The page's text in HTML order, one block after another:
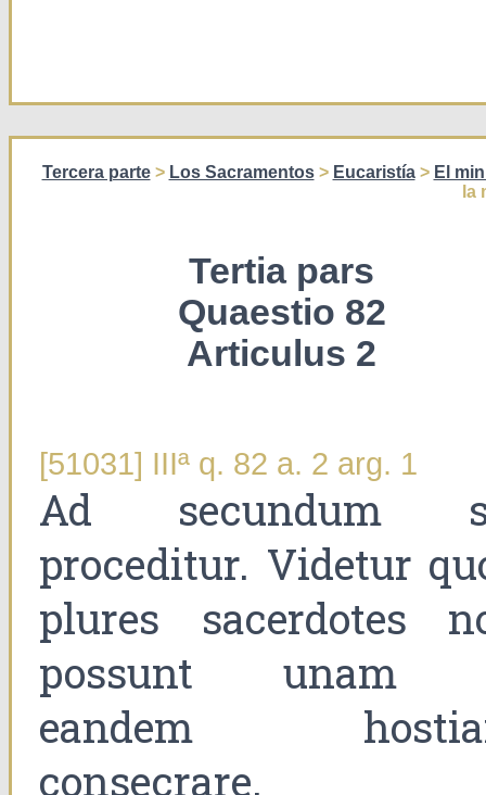
Tercera parte> Los Sacramentos> Eucaristía> El
la
Tertia pars
Quaestio 82
Articulus 2
[51031] IIIª q. 82 a. 2 arg. 1
Ad secundum
proceditur. Videtur
plures sacerdotes
possunt unam
eandem
consecrare.